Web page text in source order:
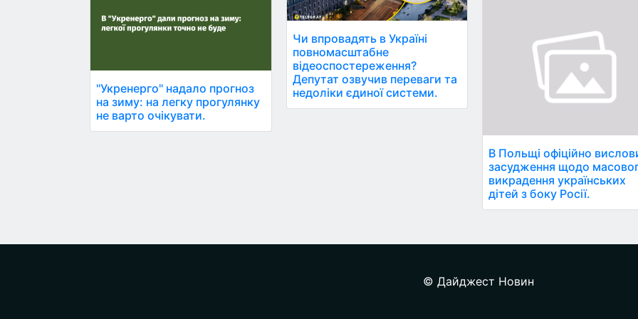
"Укренерго" надало прогноз
на зиму: на легку прогулянку
не варто очікувати.
Чи впровадять в Україні
повномасштабне
відеоспостереження?
Депутат озвучив переваги та
недоліки єдиної системи.
В Польщі офіційно
засудження щодо
викрадення українських
дітей з боку Росії.
© Дайджест Новин